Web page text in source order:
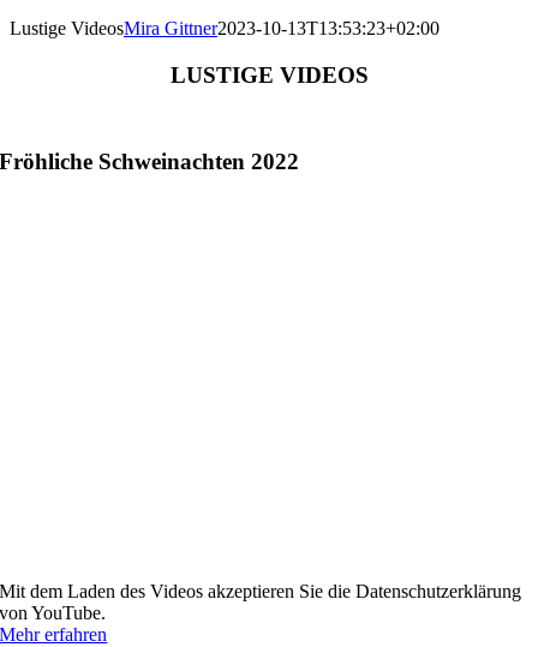
Lustige VideosMira Gittner2023-10-13T13:53:23+02:00
LUSTIGE VIDEOS
Fröhliche Schweinachten 2022
Mit dem Laden des Videos akzeptieren Sie die Datenschutzerklärung
von YouTube.
Mehr erfahren